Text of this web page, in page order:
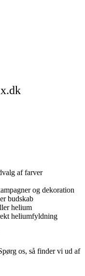
af farver
og dekoration
budskab
helium
heliumfyldning
os, så finder vi ud af